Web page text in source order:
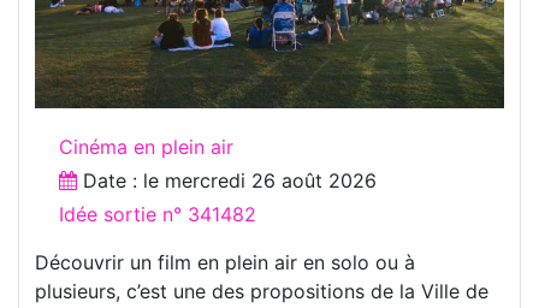
Cinéma en plein air
Date : le mercredi 26 août 2026
Idée sortie n° 341482
Découvrir un film en plein air en solo ou à
plusieurs, c’est une des propositions de la Ville de